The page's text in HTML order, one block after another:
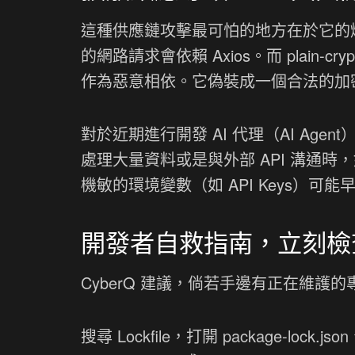
這種供應鏈攻擊最可怕的地方在於它
的網路請求會依賴 Axios。而 plain-
作為惡意相依。它偽裝成一個合法的
對於近期進行開發 AI 代理（AI Agent
處理大量資料或是與外部 API 溝通時
機敏的環境變數（如 API Keys）可能
開發者自救指南，立刻
CyberQ 建議，倘若手邊有正在維護
搜尋 Lockfile，打開 package-